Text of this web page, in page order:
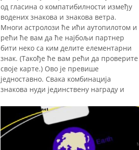
од гласина о компатибилности између
водених знакова и знакова ветра.
Многи астролози ће ићи аутопилотом и
рећи ће вам да ће најбољи партнер
бити неко са ким делите елементарни
знак. (Такође ће вам рећи да проверите
своје карте.) Ово је превише
једноставно. Свака комбинација
знакова нуди јединствену награду и
воде и знак ветра повежу, резултати
могу бити